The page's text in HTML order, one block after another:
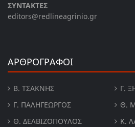
ΣΥΝΤΑΚΤΕΣ
editors@redlineagrinio.gr
ΑΡΘΡΟΓΡΑΦΟΙ
Β. ΤΣΆΚΝΗΣ
Γ.
Γ. ΠΑΛΗΓΕΏΡΓΟΣ
Θ.
Θ. ΔΕΛΒΙΖΌΠΟΥΛΟΣ
Κ.